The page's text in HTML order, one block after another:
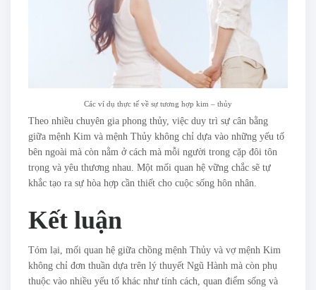
Các ví dụ thực tế về sự tương hợp kim – thủy
Theo nhiều chuyên gia phong thủy, việc duy trì sự cân bằng
giữa mệnh Kim và mệnh Thủy không chỉ dựa vào những yếu tố
bên ngoài mà còn nằm ở cách mà mỗi người trong cặp đôi tôn
trọng và yêu thương nhau. Một mối quan hệ vững chắc sẽ tự
khắc tạo ra sự hòa hợp cần thiết cho cuộc sống hôn nhân.
Kết luận
Tóm lại, mối quan hệ giữa chồng mệnh Thủy và vợ mệnh Kim
không chỉ đơn thuần dựa trên lý thuyết Ngũ Hành mà còn phụ
thuộc vào nhiều yếu tố khác như tính cách, quan điểm sống và